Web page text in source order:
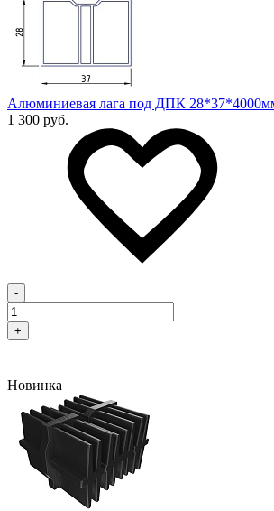
Алюминиевая лага под ДПК
1 300 руб.
-
+
Новинка